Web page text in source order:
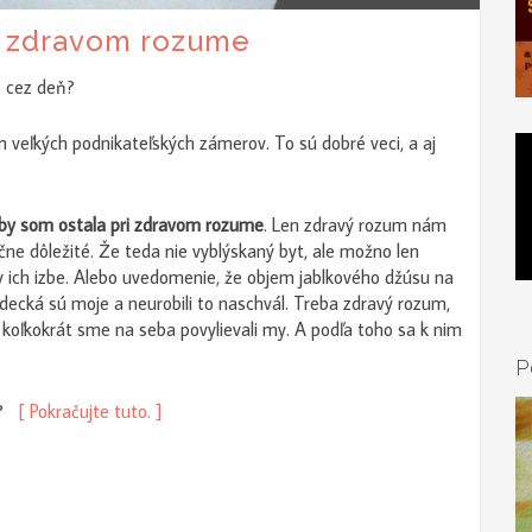
rozume
deň?
podnikateľských zámerov. To sú dobré veci, a aj
som ostala pri zdravom rozume. Len zdravý rozum nám
dôležité. Že teda nie vyblýskaný byt, ale možno len
izbe. Alebo uvedomenie, že objem jablkového džúsu na
sú moje a neurobili to naschvál. Treba zdravý rozum,
sme na seba povylievali my. A podľa toho sa k nim
[ Pokračujte tuto. ]